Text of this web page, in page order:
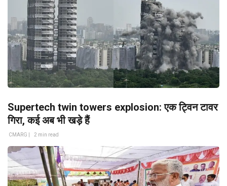
Supertech twin towers explosion: एक ट्विन टावर
गिरा, कई अब भी खड़े हैं
CMARG | 2 min read